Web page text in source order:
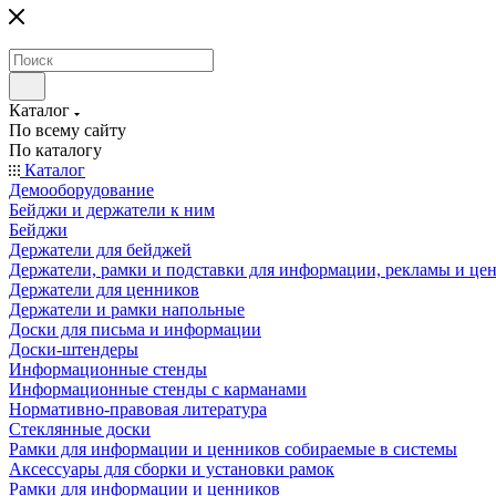
Каталог
По всему сайту
По каталогу
Каталог
Демооборудование
Бейджи и держатели к ним
Бейджи
Держатели для бейджей
Держатели, рамки и подставки для информации, рекламы и
Держатели для ценников
Держатели и рамки напольные
Доски для письма и информации
Доски-штендеры
Информационные стенды
Информационные стенды с карманами
Нормативно-правовая литература
Стеклянные доски
Рамки для информации и ценников собираемые в системы
Аксессуары для сборки и установки рамок
Рамки для информации и ценников